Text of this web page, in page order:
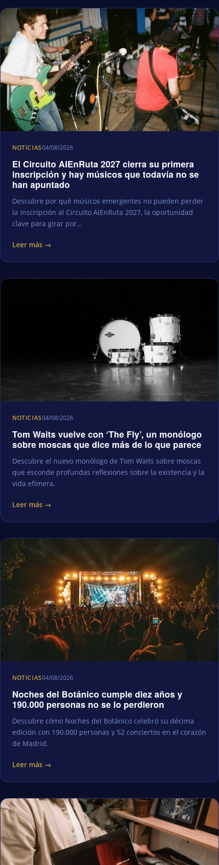
NOTICIAS04/08/2026
El Circuito AIEnRuta 2027 cierra su primera
inscripción y hay músicos que todavía no se
han apuntado
Descubre por qué músicos emergentes no pueden perder
la inscripción al Circuito AIEnRuta 2027, la oportunidad
clave para girar por…
Leer más →
NOTICIAS04/08/2026
Tom Waits vuelve con ‘The Fly’, un monólogo
sobre moscas que dice más de lo que parece
Descubre el nuevo monólogo de Tom Waits sobre moscas
que esconde profundas reflexiones sobre la existencia y la
vida efímera.
Leer más →
NOTICIAS04/08/2026
Noches del Botánico cumple diez años y
190.000 personas no se lo perdieron
Descubre cómo Noches del Botánico celebró su décima
edición con 190.000 personas y 52 conciertos en el corazón
de Madrid.
Leer más →